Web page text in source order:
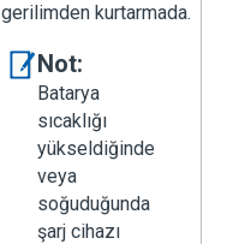
gerilimden kurtarmada.
Not:
Batarya
sıcaklığı
yükseldiğinde
veya
soğuduğunda
şarj cihazı